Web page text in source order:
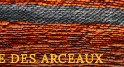
DES ARCEAUX